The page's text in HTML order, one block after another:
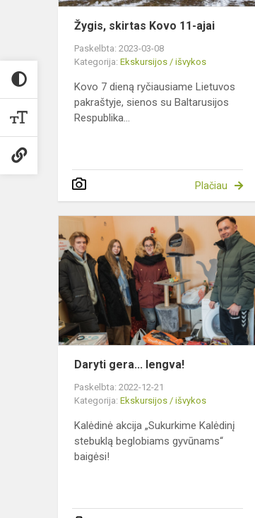
Žygis, skirtas Kovo 11-ajai
Paskelbta: 2023-03-08
Kategorija: Ekskursijos / išvykos
Kovo 7 dieną ryčiausiame Lietuvos
pakraštyje, sienos su Baltarusijos
Respublika...
Plačiau
Daryti gera... lengva!
Paskelbta: 2022-12-21
Kategorija: Ekskursijos / išvykos
Kalėdinė akcija „Sukurkime Kalėdinį
stebuklą beglobiams gyvūnams“
baigėsi!